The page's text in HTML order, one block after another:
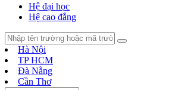
Hệ đại học
Hệ cao đẳng
Hà Nội
TP HCM
Đà Nẵng
Cần Thơ